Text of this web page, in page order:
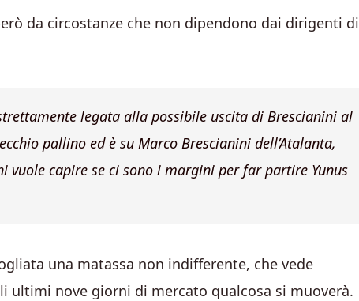
da circostanze che non dipendono dai dirigenti di
legata alla possibile uscita di Brescianini al
pallino ed è su Marco Brescianini dell’Atalanta,
vuole capire se ci sono i margini per far partire Yunus
una matassa non indifferente, che vede
ultimi nove giorni di mercato qualcosa si muoverà.